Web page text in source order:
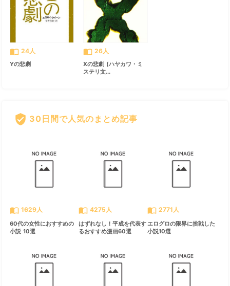
import_contacts 24人
Yの悲劇
import_contacts 26人
Xの悲劇 (ハヤカワ・ミ
ステリ文...
verified_user 30日間で人気のまとめ記事
import_contacts 1629人
60代の女性におすすめの
小説 10選
import_contacts 4275人
はずれなし！平成を代表す
るおすすめ漫画60選
import_contacts 2771人
エログロの限界に挑戦した
小説10選